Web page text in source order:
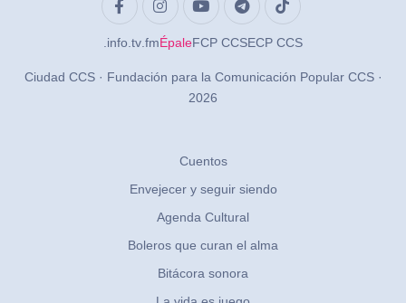
.info .tv .fmÉpaleFCP CCSECP CCS
Ciudad CCS · Fundación para la Comunicación Popular CCS ·
2026
Cuentos
Envejecer y seguir siendo
Agenda Cultural
Boleros que curan el alma
Bitácora sonora